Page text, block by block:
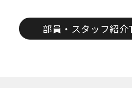
部員・スタッフ紹介